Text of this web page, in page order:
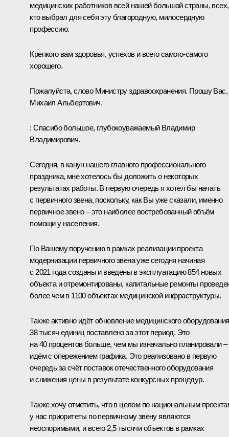
медицинских работников всей нашей большой страны, всех,
кто выбрал для себя эту благородную, милосердную
профессию.
Крепкого вам здоровья, успехов и всего самого-самого
хорошего.
Пожалуйста, слово Министру здравоохранения. Прошу Вас,
Михаил Альбертович.
:Спасибо большое, глубокоуважаемый Владимир
Владимирович.
Сегодня, в канун нашего главного профессионального
праздника, мне хотелось бы доложить о некоторых
результатах работы. В первую очередь я хотел бы начать
с первичного звена, поскольку, как Вы уже сказали, именно
первичное звено – это наиболее востребованный объём
помощи у населения.
По Вашему поручению в рамках реализации проекта
модернизации первичного звена уже сегодня начиная
с 2021 года созданы и введены в эксплуатацию 854 новых
объекта и отремонтированы, капитальные ремонты
более чем в 1100 объектах медицинской инфраструктуры.
Также активно идёт обновление медицинского
38 тысяч единиц поставлено за этот период. Это
на 40 процентов больше, чем мы изначально планировали –
идём с опережением графика. Это реализовано в первую
очередь за счёт поставок отечественного оборудования
и снижения цены в результате конкурсных процедур.
Также хочу отметить, что в целом по национальным
у нас приоритеты по первичному звену являются
неоспоримыми, и всего 2,5 тысячи объектов в рамках